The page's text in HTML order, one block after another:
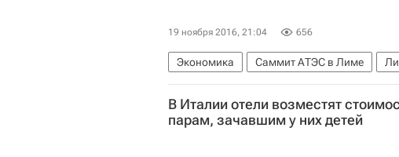
19 ноября 2016, 21:04 656
Экономика Саммит АТЭС в Лиме
Роснефть
Россия
В Италии отели возместят
парам, зачавшим у них детей